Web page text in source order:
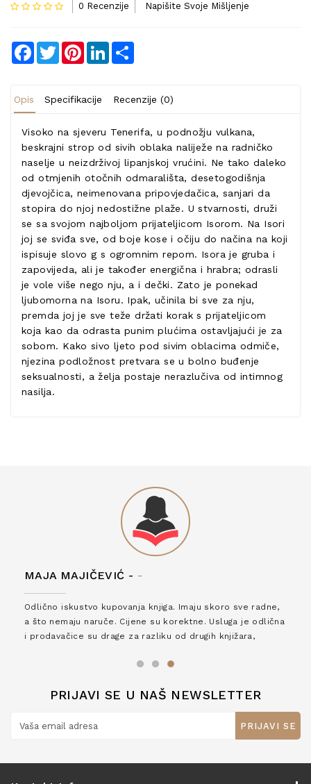
0 Recenzije Napišite Svoje Mišljenje
Facebook
TwitterPinterestLinkedIn
Opis Specifikacije Recenzije (0)
Visoko na sjeveru Tenerifa, u podnožju vulkana,
beskrajni strop od sivih oblaka naliježe na radničko
naselje u neizdrživoj lipanjskoj vrućini. Ne tako daleko
od otmjenih otočnih odmarališta, desetogodišnja
djevojčica, neimenovana pripovjedačica, sanjari da
stopira do njoj nedostižne plaže. U stvarnosti, druži
se sa svojom najboljom prijateljicom Isorom. Na Isori
joj se sviđa sve, od boje kose i očiju do načina na koji
ispisuje slovo g s ogromnim repom. Isora je gruba i
zapovijeda, ali je također energična i hrabra; odrasli
je vole više nego nju, a i dečki. Zato je ponekad
ljubomorna na Isoru. Ipak, učinila bi sve za nju,
premda joj je sve teže držati korak s prijateljicom
koja kao da odrasta punim plućima ostavljajući je za
sobom. Kako sivo ljeto pod sivim oblacima odmiče,
njezina podložnost pretvara se u bolno buđenje
seksualnosti, a želja postaje nerazlučiva od intimnog
nasilja.
MAJA MAJIČEVIĆ - -
Odlično iskustvo kupovanja knjiga. Imaju skoro sve radne,
a što nemaju naruče. Cijene su korektne. Usluga je odlična
i prodavačice su drage za razliku od drugih knjižara,
PRIJAVI SE U NAŠ NEWSLETTER
PRIJAVI SE